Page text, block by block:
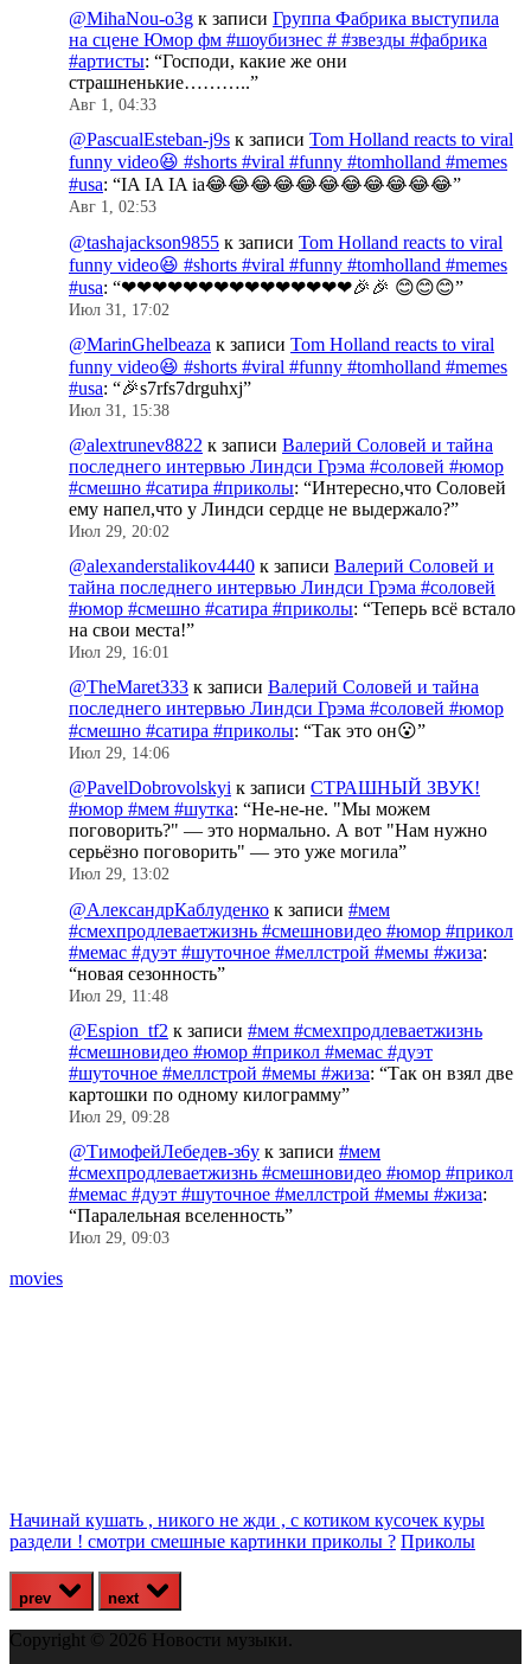
@MihaNou-o3g к записи Группа Фабрика выступила
на сцене Юмор фм #шоубизнес # #звезды #фабрика
#артисты: “Господи, какие же они
страшненькие………..”
Авг 1, 04:33
@PascualEsteban-j9s к записи Tom Holland reacts to viral
funny video😆 #shorts #viral #funny #tomholland #memes
#usa: “IA IA IA ia😂😂😂😂😂😂😂😂😂😂😂”
Авг 1, 02:53
@tashajackson9855 к записи Tom Holland reacts to viral
funny video😆 #shorts #viral #funny #tomholland #memes
#usa: “❤❤❤❤❤❤❤❤❤❤❤❤❤❤❤🎉🎉 😊😊😊”
Июл 31, 17:02
@MarinGhelbeaza к записи Tom Holland reacts to viral
funny video😆 #shorts #viral #funny #tomholland #memes
#usa: “🎉s7rfs7drguhxj”
Июл 31, 15:38
@alextrunev8822 к записи Валерий Соловей и тайна
последнего интервью Линдси Грэма #соловей #юмор
#смешно #сатира #приколы: “Интересно,что Соловей
ему напел,что у Линдси сердце не выдержало?”
Июл 29, 20:02
@alexanderstalikov4440 к записи Валерий Соловей и
тайна последнего интервью Линдси Грэма #соловей
#юмор #смешно #сатира #приколы: “Теперь всё встало
на свои места!”
Июл 29, 16:01
@TheMaret333 к записи Валерий Соловей и тайна
последнего интервью Линдси Грэма #соловей #юмор
#смешно #сатира #приколы: “Так это он😮”
Июл 29, 14:06
@PavelDobrovolskyi к записи СТРАШНЫЙ ЗВУК!
#юмор #мем #шутка: “Не-не-не. "Мы можем
поговорить?" — это нормально. А вот "Нам нужно
серьёзно поговорить" — это уже могила”
Июл 29, 13:02
@АлександрКаблуденко к записи #мем
#смехпродлеваетжизнь #смешновидео #юмор #прикол
#мемас #дуэт #шуточное #меллстрой #мемы #жиза:
“новая сезонность”
Июл 29, 11:48
@Espion_tf2 к записи #мем #смехпродлеваетжизнь
#смешновидео #юмор #прикол #мемас #дуэт
#шуточное #меллстрой #мемы #жиза: “Так он взял две
картошки по одному килограмму”
Июл 29, 09:28
@ТимофейЛебедев-з6у к записи #мем
#смехпродлеваетжизнь #смешновидео #юмор #прикол
#мемас #дуэт #шуточное #меллстрой #мемы #жиза:
“Паралельная вселенность”
Июл 29, 09:03
movies
Начинай кушать , никого не жди , с котиком кусочек куры
раздели ! смотри смешные картинки приколы ? Приколы
prev next
Copyright © 2026 Новости музыки.